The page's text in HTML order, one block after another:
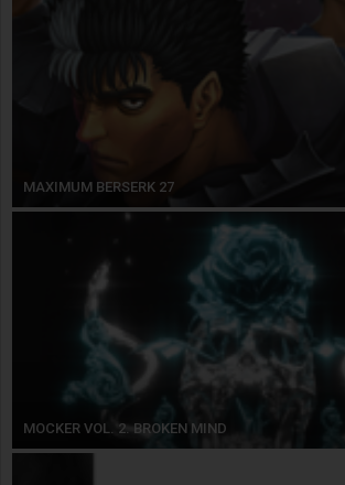
MAXIMUM BERSERK 27
MOCKER VOL. 2. BROKEN MIND